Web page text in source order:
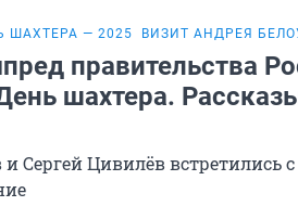
ШАХТЕРА — 2025 ВИЗИТ АНДРЕЯ
правительства
шахтера.
и Сергей Цивилёв встретились